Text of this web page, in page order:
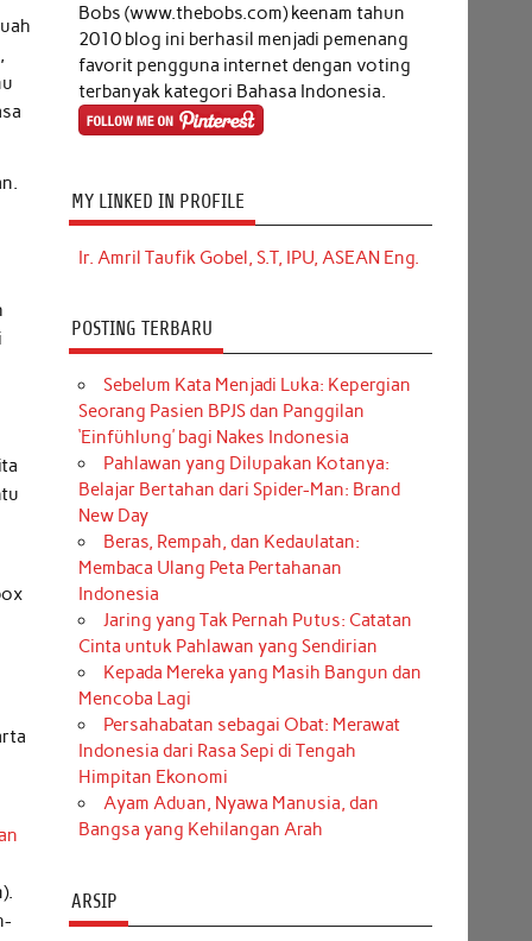
Bobs (www.thebobs.com) keenam tahun
2010 blog ini berhasil menjadi pemenang
favorit pengguna internet dengan voting
terbanyak kategori Bahasa Indonesia.
MY LINKED IN PROFILE
Ir. Amril Taufik Gobel, S.T, IPU, ASEAN Eng.
POSTING TERBARU
Sebelum Kata Menjadi Luka: Kepergian
Seorang Pasien BPJS dan Panggilan
‘Einfühlung’ bagi Nakes Indonesia
Pahlawan yang Dilupakan Kotanya:
Belajar Bertahan dari Spider-Man: Brand
New Day
Beras, Rempah, dan Kedaulatan:
Membaca Ulang Peta Pertahanan
Indonesia
Jaring yang Tak Pernah Putus: Catatan
Cinta untuk Pahlawan yang Sendirian
Kepada Mereka yang Masih Bangun dan
Mencoba Lagi
Persahabatan sebagai Obat: Merawat
Indonesia dari Rasa Sepi di Tengah
Himpitan Ekonomi
Ayam Aduan, Nyawa Manusia, dan
Bangsa yang Kehilangan Arah
ARSIP